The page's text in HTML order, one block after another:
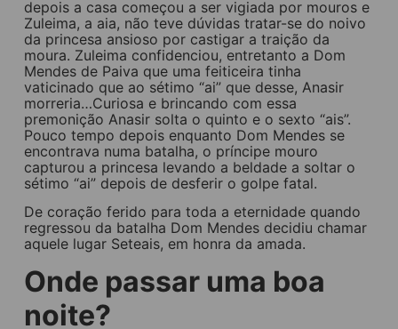
depois a casa começou a ser vigiada por mouros e
Zuleima, a aia, não teve dúvidas tratar-se do noivo
da princesa ansioso por castigar a traição da
moura. Zuleima confidenciou, entretanto a Dom
Mendes de Paiva que uma feiticeira tinha
vaticinado que ao sétimo “ai” que desse, Anasir
morreria…Curiosa e brincando com essa
premonição Anasir solta o quinto e o sexto “ais”.
Pouco tempo depois enquanto Dom Mendes se
encontrava numa batalha, o príncipe mouro
capturou a princesa levando a beldade a soltar o
sétimo “ai” depois de desferir o golpe fatal.
De coração ferido para toda a eternidade quando
regressou da batalha Dom Mendes decidiu chamar
aquele lugar Seteais, em honra da amada.
Onde passar uma boa
noite?